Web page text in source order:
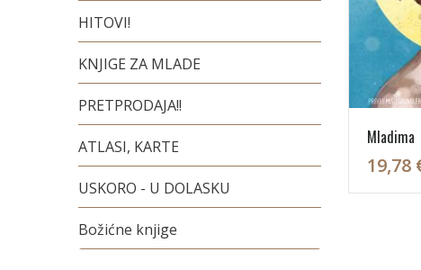
Mladima
19,78
HITOVI!
KNJIGE ZA MLADE
PRETPRODAJA!!
ATLASI, KARTE
USKORO - U DOLASKU
Božićne knjige